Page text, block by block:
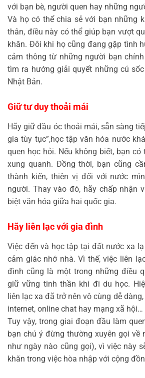
với bạn bè, người quen hay những
Và họ có thể chia sẻ với bạn những
thân, điều này có thể giúp bạn vượt
khăn. Đôi khi họ cũng đang gặp tình
cảm thông từ những người bạn
tìm ra hướng giải quyết những cú
Nhật Bản.
Giữ tư duy thoải mái
Hãy giữ đầu óc thoải mái, sẵn sàng
gia tùy tục”,học tập văn hóa nước
quen học hỏi. Nếu không biết, bạn
xung quanh. Đồng thời, bạn cũng
thành kiến, thiên vị đối với nước
người. Thay vào đó, hãy chấp nhận
biệt văn hóa giữa hai quốc gia.
Hãy liên lạc với gia đình
Việc đến và học tập tại đất nước xa
cảm giác nhớ nhà. Vì thế, việc liên
đình cũng là một trong những điều
giữ vững tinh thần khi đi du học.
liên lạc xa đã trở nên vô cùng dễ
internet, online chat hay mạng xã hội…
Tuy vậy, trong giai đoạn đầu làm
bạn chú ý đừng thường xuyên gọi về
như ngày nào cũng gọi), vì việc này
khăn trong việc hòa nhập với cộng